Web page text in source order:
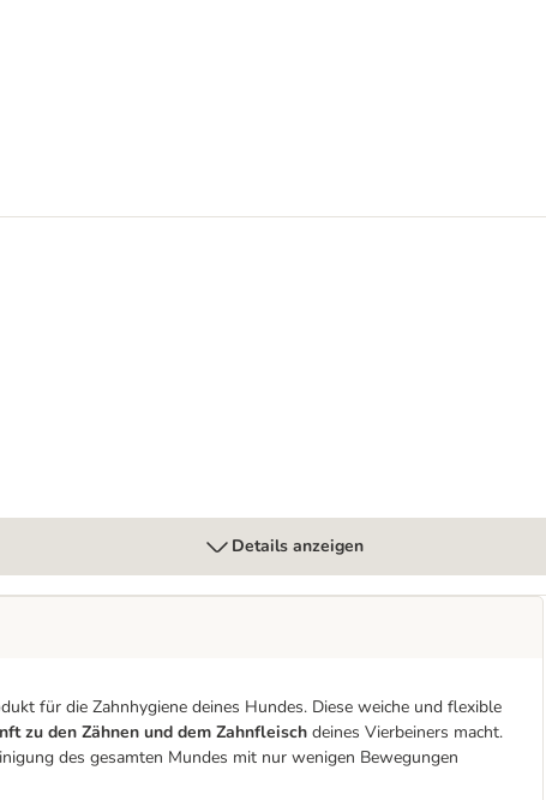
Details anzeigen
für die Zahnhygiene deines Hundes. Diese weiche und flexible
zu den Zähnen und dem Zahnfleisch deines Vierbeiners macht.
des gesamten Mundes mit nur wenigen Bewegungen